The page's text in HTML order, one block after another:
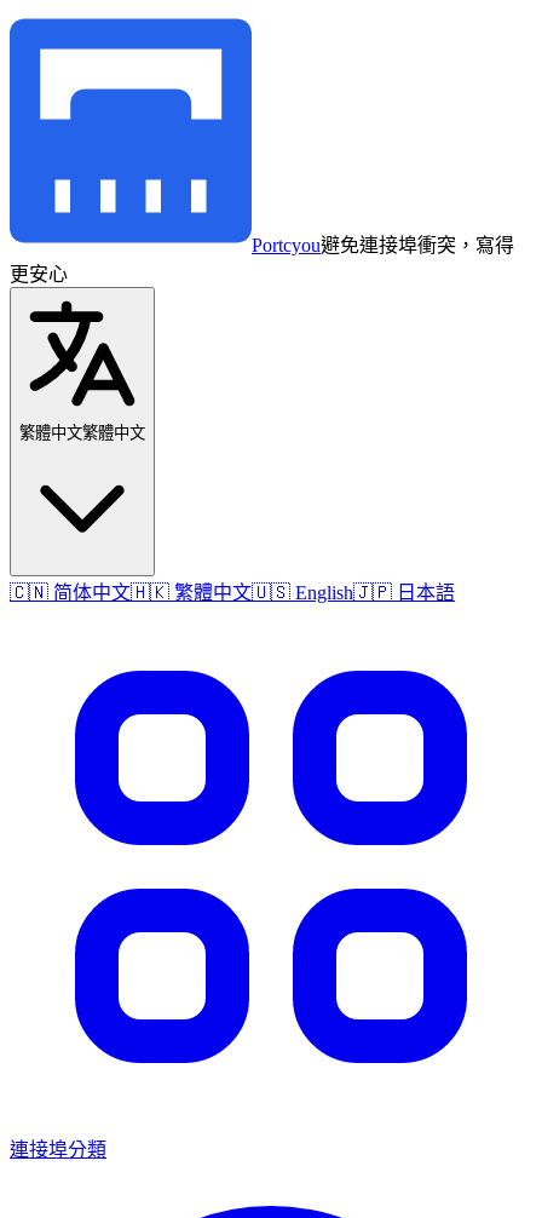
Portcyou避免連接埠衝突，寫得
更安心
繁體中文繁體中文
🇨🇳 简体中文🇭🇰 繁體中文🇺🇸 English🇯🇵 日本語
連接埠分類